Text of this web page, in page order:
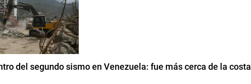
del segundo sismo en Venezuela: fue más cerca de la costa